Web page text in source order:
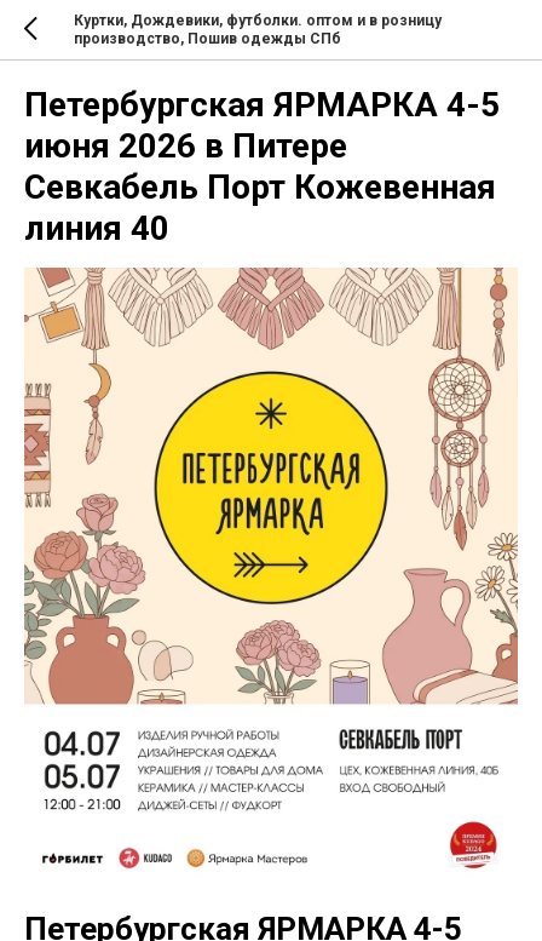
Куртки, Дождевики, футболки. оптом и в розницу
производство, Пошив одежды СПб
Петербургская ЯРМАРКА 4-5
июня 2026 в Питере
Севкабель Порт Кожевенная
линия 40
Петербургская ЯРМАРКА 4-5